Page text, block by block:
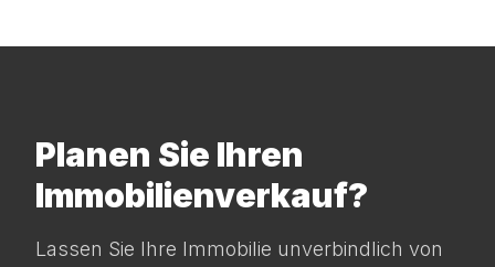
Planen Sie Ihren
Immobilienverkauf?
Lassen Sie Ihre Immobilie unverbindlich von